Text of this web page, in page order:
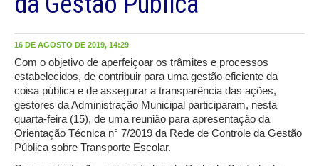
16 DE AGOSTO DE 2019, 14:29
Com o objetivo de aperfeiçoar os trâmites e processos
estabelecidos, de contribuir para uma gestão eficiente da
coisa pública e de assegurar a transparência das ações,
gestores da Administração Municipal participaram, nesta
quarta-feira (15), de uma reunião para apresentação da
Orientação Técnica n° 7/2019 da Rede de Controle da Gestão
Pública sobre Transporte Escolar.